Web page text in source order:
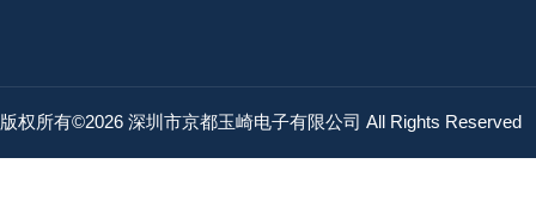
版权所有©2026 深圳市京都玉崎电子有限公司 All Rights Reserved